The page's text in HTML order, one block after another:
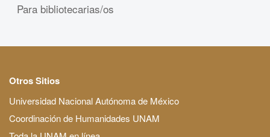
Para bibliotecarias/os
Otros Sitios
Universidad Nacional Autónoma de México
Coordinación de Humanidades UNAM